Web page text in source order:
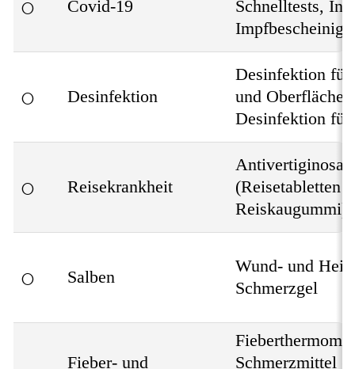
○ Covid-19
Schnelltests,
○ Desinfektion
Desinfektion für
und
Desinfektion für
○ Reisekrankheit
Antivertiginosa
(Reisetabletten
Reiskaugummi)
○ Salben
Wund- und
Schmerzgel
Fieber- und
Schmerzmittel